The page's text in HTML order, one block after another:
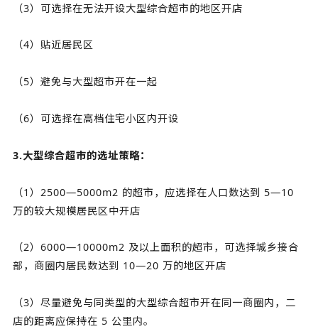
（3）可选择在无法开设大型综合超市的地区开店
（4）贴近居民区
（5）避免与大型超市开在一起
（6）可选择在高档住宅小区内开设
3.大型综合超市的选址策略：
（1）2500—5000m2 的超市，应选择在人口数达到 5—10
万的较大规模居民区中开店
（2）6000—10000m2 及以上面积的超市，可选择城乡接合
部，商圈内居民数达到 10—20 万的地区开店
（3）尽量避免与同类型的大型综合超市开在同一商圈内，二
店的距离应保持在 5 公里内。